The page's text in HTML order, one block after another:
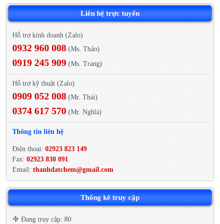
Liên hệ trực tuyến
Hỗ trợ kinh doanh (Zalo)
0932 960 008 (Ms. Thảo)
0919 245 909 (Ms. Trang)
Hỗ trợ kỹ thuật (Zalo)
0909 052 008 (Mr. Thái)
0374 617 570 (Mr. Nghĩa)
Thông tin liên hệ
Điện thoại: 02923 823 149
Fax: 02923 830 091
Email: thanhdatchem@gmail.com
Thống kê truy cập
Đang truy cập: 80